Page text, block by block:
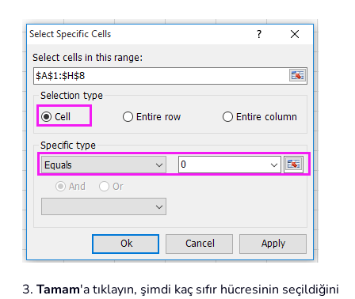
3. Tamam'a tıklayın, şimdi kaç sıfır hücresinin seçildiğini